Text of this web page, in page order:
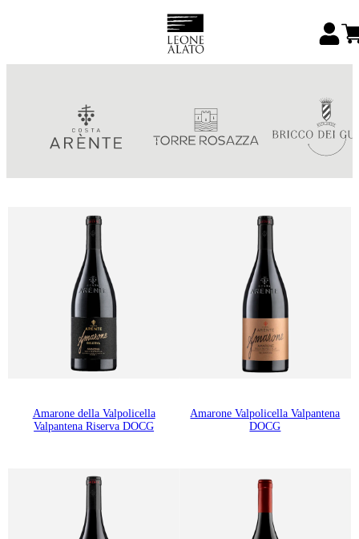
Amarone della Valpolicella
Valpantena Riserva DOCG
Amarone Valpolicella Valpantena
DOCG